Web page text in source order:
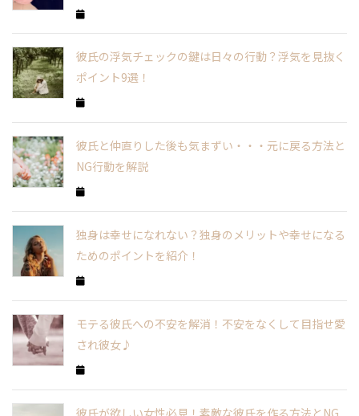
彼氏の浮気チェックの鍵は日々の行動？浮気を見抜く
ポイント9選！
彼氏と仲直りした後も気まずい・・・元に戻る方法と
NG行動を解説
独身は幸せになれない？独身のメリットや幸せになる
ためのポイントを紹介！
モテる彼氏への不安を解消！不安をなくして目指せ愛
され彼女♪
彼氏が欲しい女性必見！素敵な彼氏を作る方法とNG